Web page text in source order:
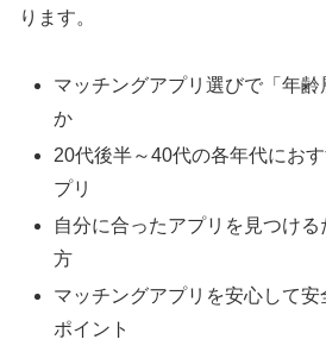
ります。
マッチングアプリ選びで「年
か
20代後半～40代の各年代にお
プリ
自分に合ったアプリを見つけ
方
マッチングアプリを安心して
ポイント